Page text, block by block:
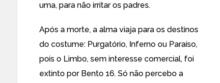
uma, para não irritar os padres.
Após a morte, a alma viaja para os destinos
do costume: Purgatório, Inferno ou Paraíso,
pois o Limbo, sem interesse comercial, foi
extinto por Bento 16. Só não percebo a